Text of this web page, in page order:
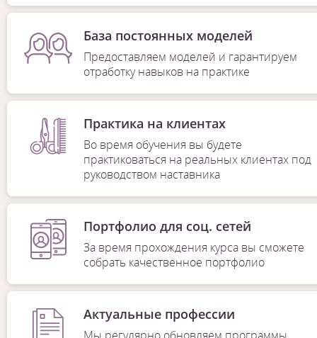
База постоянных моделей
Предоставляем моделей и гарантируем
отработку навыков на практике
Практика на клиентах
Во время обучения вы будете
практиковаться на реальных клиентах под
руководством наставника
Портфолио для соц. сетей
За время прохождения курса вы сможете
собрать качественное портфолио
Актуальные профессии